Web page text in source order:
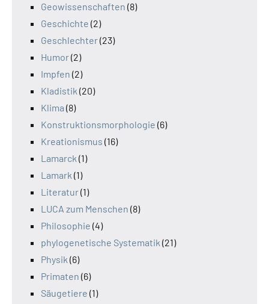
Geowissenschaften (8)
Geschichte (2)
Geschlechter(23)
Humor(2)
Impfen (2)
Kladistik (20)
Klima (8)
Konstruktionsmorphologie (6)
Kreationismus (16)
Lamarck (1)
Lamark (1)
Literatur(1)
LUCA zum Menschen (8)
Philosophie (4)
phylogenetische Systematik (21)
Physik (6)
Primaten (6)
Säugetiere (1)